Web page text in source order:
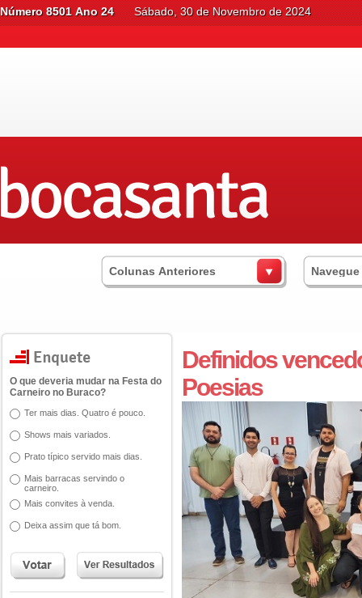
Número 8501 Ano 24 Sábado, 30 de Novembro de 2024
Colunas Anteriores
O que deveria mudar na Festa do
Carneiro no Buraco?
Ter mais dias. Quatro é pouco.
Shows mais variados.
Prato típico servido mais dias.
Mais barracas servindo o
carneiro.
Mais convites à venda.
Deixa assim que tá bom.
Definidos
Poesias